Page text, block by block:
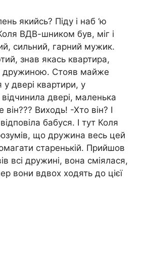
якийсь? Піду і наб ‘ю
ВДВ-шником був, міг і
сильний, гарний мужик.
знав якась квартира,
дружиною. Стояв майже
у двері квартири, у
відчинила двері, маленька
Виходь! -Хто він? І
бабуся. І тут Коля
що дружина весь цей
старенькій. Прийшов
всі дружині, вона сміялася,
вони вдвох ходять до цієї